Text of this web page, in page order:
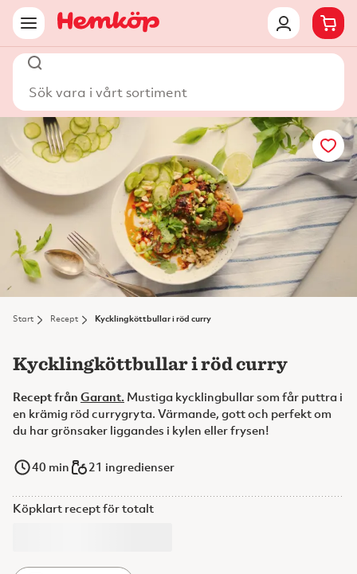
Start Recept Kycklingköttbullar i röd curry
Kycklingköttbullar i röd curry
Recept från Garant. Mustiga kycklingbullar som får puttra i
en krämig röd currygryta. Värmande, gott och perfekt om
du har grönsaker liggandes i kylen eller frysen!
40 min 21 ingredienser
Köpklart recept för totalt